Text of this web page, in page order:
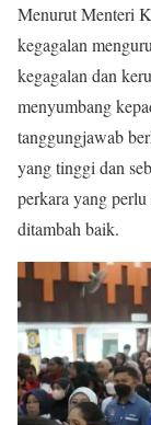
Menurut Menteri
kegagalan
kegagalan dan
menyumbang
tanggungjawab
yang tinggi dan
perkara yang
ditambah baik.